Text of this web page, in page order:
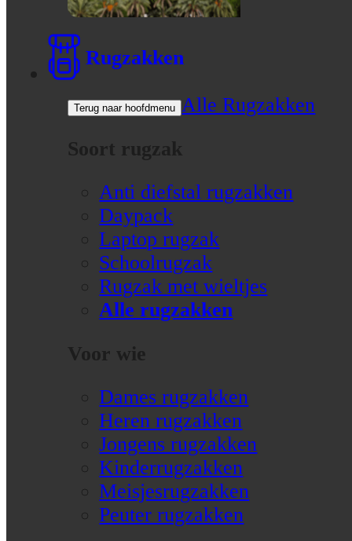
Rugzakken
Terug naar hoofdmenu Alle Rugzakken
Soort rugzak
Anti diefstal rugzakken
Daypack
Laptop rugzak
Schoolrugzak
Rugzak met wieltjes
Alle rugzakken
Voor wie
Dames rugzakken
Heren rugzakken
Jongens rugzakken
Kinderrugzakken
Meisjesrugzakken
Peuter rugzakken